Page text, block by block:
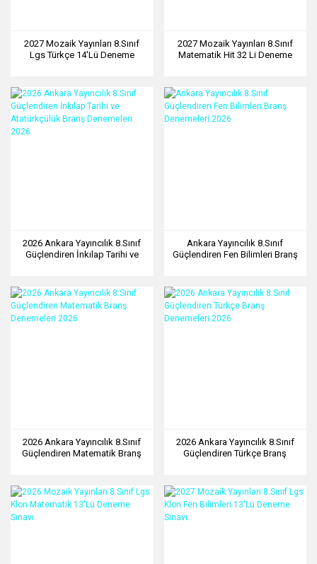
2027 Mozaik Yayınları 8.Sınıf
Lgs Türkçe 14'Lü Deneme
2027 Mozaik Yayınları 8.Sınıf
Matematik Hit 32 Li Deneme
2026 Ankara Yayıncılık 8.Sınıf
Güçlendiren İnkılap Tarihi ve
Ankara Yayıncılık 8.Sınıf
Güçlendiren Fen Bilimleri Branş
2026 Ankara Yayıncılık 8.Sınıf
Güçlendiren Matematik Branş
2026 Ankara Yayıncılık 8.Sınıf
Güçlendiren Türkçe Branş